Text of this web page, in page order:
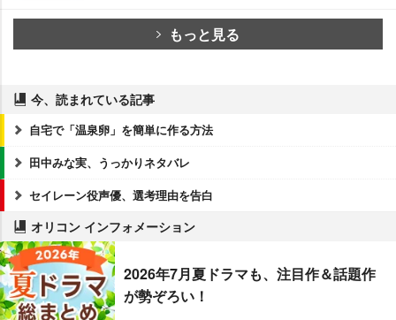
もっと見る
今、読まれている記事
自宅で「温泉卵」を簡単に作る方法
田中みな実、うっかりネタバレ
セイレーン役声優、選考理由を告白
オリコン インフォメーション
2026年7月夏ドラマも、注目作＆話題作
が勢ぞろい！